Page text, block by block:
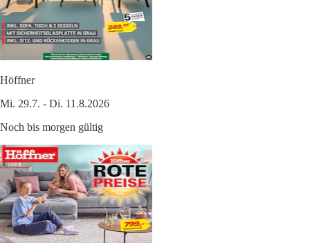
Höffner
Mi. 29.7. - Di. 11.8.2026
Noch bis morgen gültig